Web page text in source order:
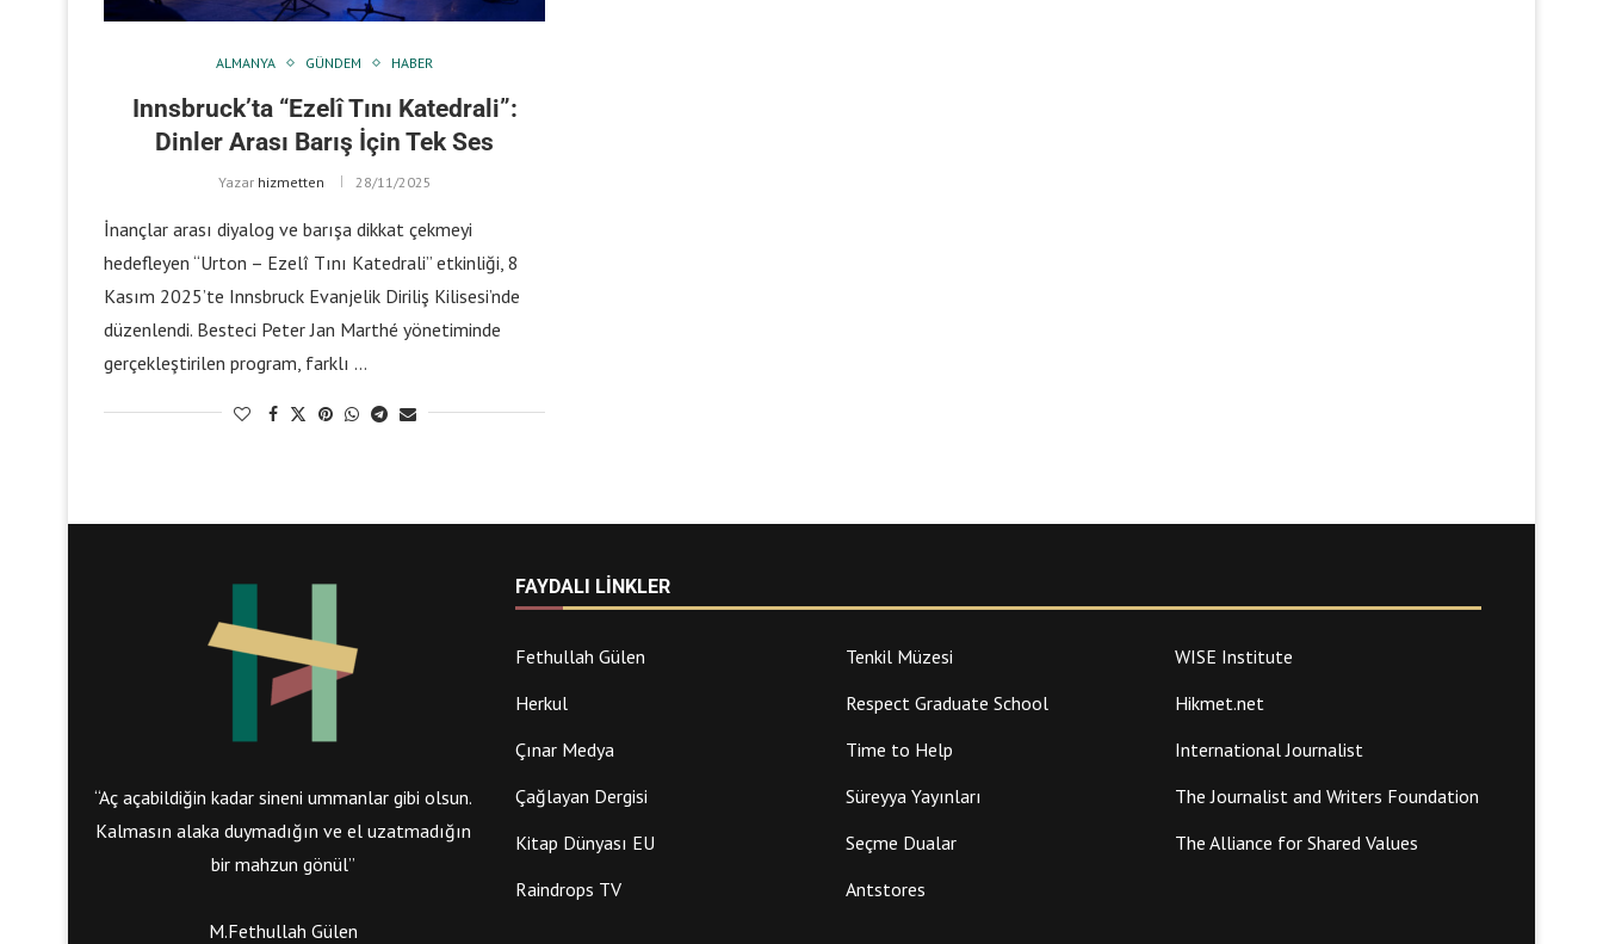
ALMANYA GÜNDEM HABER
Innsbruck’ta “Ezelî Tını Katedrali”:
Dinler Arası Barış İçin Tek Ses
Yazar hizmetten 28/11/2025
İnançlar arası diyalog ve barışa dikkat çekmeyi
hedefleyen “Urton – Ezelî Tını Katedrali” etkinliği, 8
Kasım 2025’te Innsbruck Evanjelik Diriliş Kilisesi’nde
düzenlendi. Besteci Peter Jan Marthé yönetiminde
gerçekleştirilen program, farklı …
“Aç açabildiğin kadar sineni ummanlar gibi olsun.
Kalmasın alaka duymadığın ve el uzatmadığın
bir mahzun gönül”
M.Fethullah Gülen
FAYDALI LINKLER
Fethullah Gülen Tenkil Müzesi
WISE Institute
Herkul
Respect Graduate School
Hikmet.net
Çınar Medya
Time to Help
International Journalist
Çağlayan Dergisi
Süreyya Yayınları
The Journalist and Writers Foundation
Kitap Dünyası EU
Seçme Dualar
The Alliance for Shared Values
Raindrops TV
Antstores